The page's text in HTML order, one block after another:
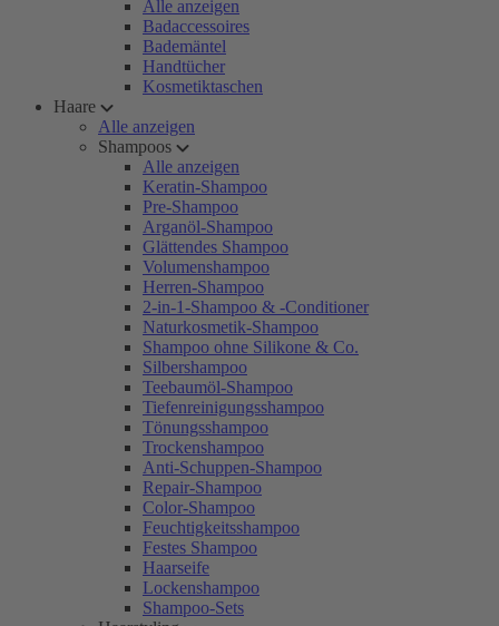
Alle anzeigen
Badaccessoires
Bademäntel
Handtücher
Kosmetiktaschen
Haare
Alle anzeigen
Shampoos
Alle anzeigen
Keratin-Shampoo
Pre-Shampoo
Arganöl-Shampoo
Glättendes Shampoo
Volumenshampoo
Herren-Shampoo
2-in-1-Shampoo & -Conditioner
Naturkosmetik-Shampoo
Shampoo ohne Silikone & Co.
Silbershampoo
Teebaumöl-Shampoo
Tiefenreinigungsshampoo
Tönungsshampoo
Trockenshampoo
Anti-Schuppen-Shampoo
Repair-Shampoo
Color-Shampoo
Feuchtigkeitsshampoo
Festes Shampoo
Haarseife
Lockenshampoo
Shampoo-Sets